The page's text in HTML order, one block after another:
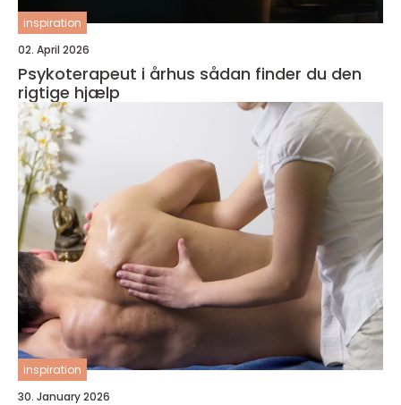
inspiration
02. April 2026
Psykoterapeut i århus sådan finder du den
rigtige hjælp
inspiration
30. January 2026